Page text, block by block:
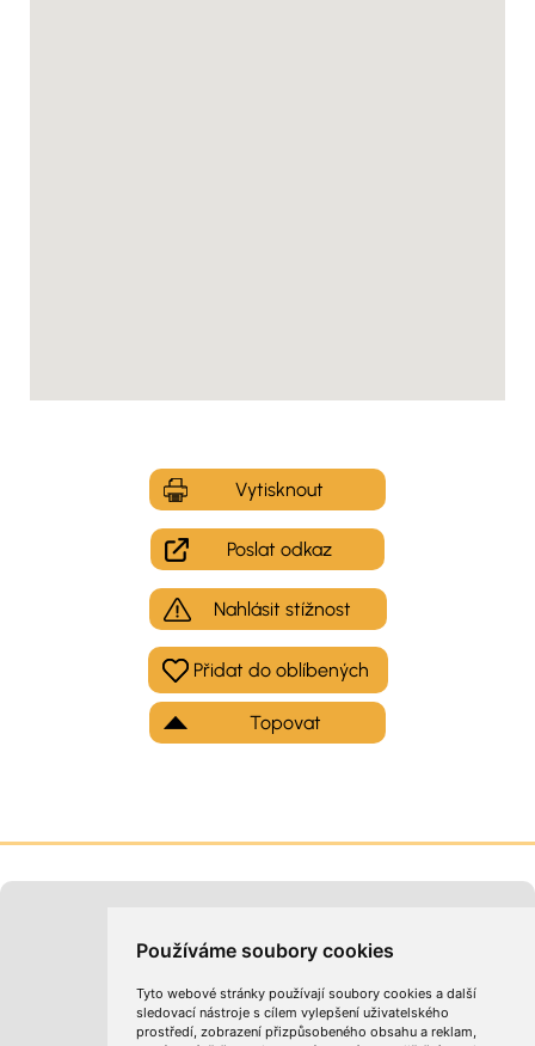
Používáme soubory cookies
Tyto webové stránky používají soubory cookies a další
sledovací nástroje s cílem vylepšení uživatelského
prostředí, zobrazení přizpůsobeného obsahu a reklam,
Vytisknout
Poslat odkaz
Nahlásit stížnost
Topovat
Kontakt na provozovatele